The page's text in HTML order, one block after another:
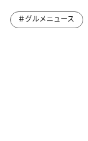
＃グルメニュース